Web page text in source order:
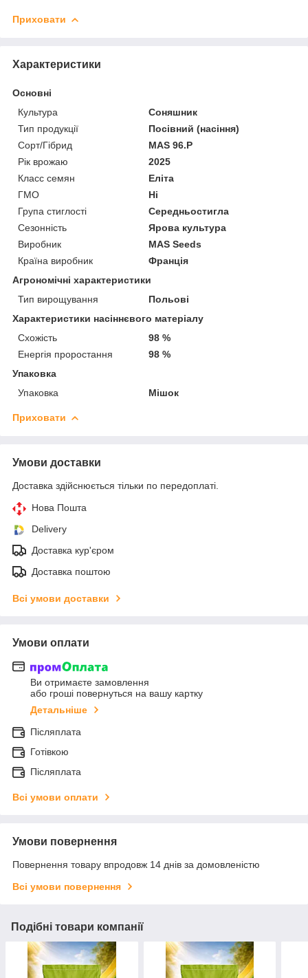
Приховати
Характеристики
Основні
Культура
Соняшник
Тип продукції
Посівний (насіння)
Сорт/Гібрид
MAS 96.P
Рік врожаю
2025
Класс семян
Еліта
ГМО
Ні
Група стиглості
Середньостигла
Сезонність
Ярова культура
Виробник
MAS Seeds
Країна виробник
Франція
Агрономічні характеристики
Тип вирощування
Польові
Характеристики насіннєвого матеріалу
Схожість
98 %
Енергія проростання
98 %
Упаковка
Упаковка
Мішок
Приховати
Умови доставки
Доставка здійснюється тільки по передоплаті.
Нова Пошта
Delivery
Доставка кур'єром
Доставка поштою
Всі умови доставки
Умови оплати
Ви отримаєте замовлення
або гроші повернуться на вашу картку
Детальніше
Післяплата
Готівкою
Післяплата
Всі умови оплати
Умови повернення
Повернення товару впродовж 14 днів за домовленістю
Всі умови повернення
Подібні товари компанії